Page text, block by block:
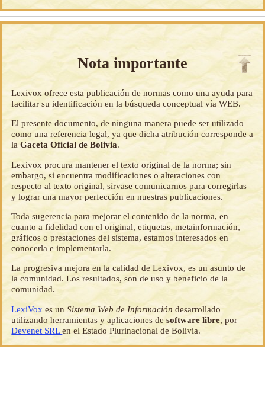
Nota importante
Lexivox ofrece esta publicación de normas como una ayuda para
facilitar su identificación en la búsqueda conceptual vía WEB.
El presente documento, de ninguna manera puede ser utilizado
como una referencia legal, ya que dicha atribución corresponde a
laGaceta Oficial de Bolivia.
Lexivox procura mantener el texto original de la norma; sin
embargo, si encuentra modificaciones o alteraciones con
respecto al texto original, sírvase comunicarnos para corregirlas
y lograr una mayor perfección en nuestras publicaciones.
Toda sugerencia para mejorar el contenido de la norma, en
cuanto a fidelidad con el original, etiquetas, metainformación,
gráficos o prestaciones del sistema, estamos interesados en
conocerla e implementarla.
La progresiva mejora en la calidad de Lexivox, es un asunto de
la comunidad. Los resultados, son de uso y beneficio de la
comunidad.
LexiVoxes unSistema Web de Información desarrollado
utilizando herramientas y aplicaciones desoftware libre, por
Devenet SRLen el Estado Plurinacional de Bolivia.